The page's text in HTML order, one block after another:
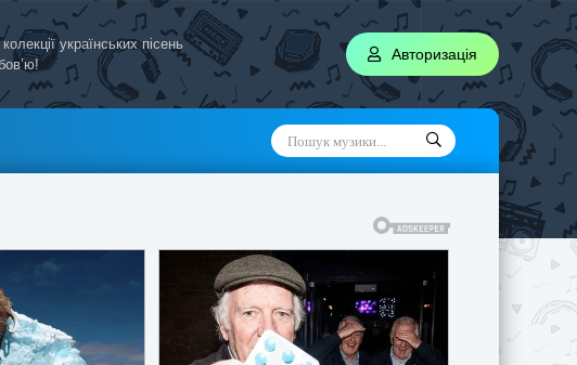
українських пісень
Авторизація